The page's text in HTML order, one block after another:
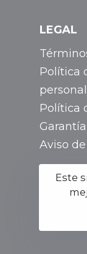
LEGAL
Política
Política
Garantía
Aviso
Bogotá
- 60
Este